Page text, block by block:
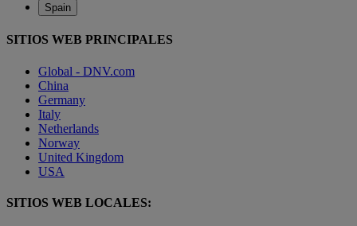
Spain
SITIOS WEB PRINCIPALES
Global - DNV.com
China
Germany
Italy
Netherlands
Norway
United Kingdom
USA
SITIOS WEB LOCALES: